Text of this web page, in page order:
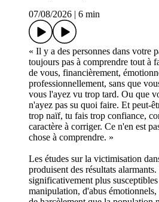
07/08/2026
6 min
« Il y a des personnes dans votre
toujours pas à comprendre tout à
de vous, financièrement,
professionnellement, sans que
vous l'ayez vu trop tard. Ou que
n'ayez pas su quoi faire. Et peut-
trop naïf, tu fais trop confiance,
caractère à corriger. Ce n'en est
chose à comprendre. »
Les études sur la victimisation
produisent des résultats
significativement plus
manipulation, d'abus